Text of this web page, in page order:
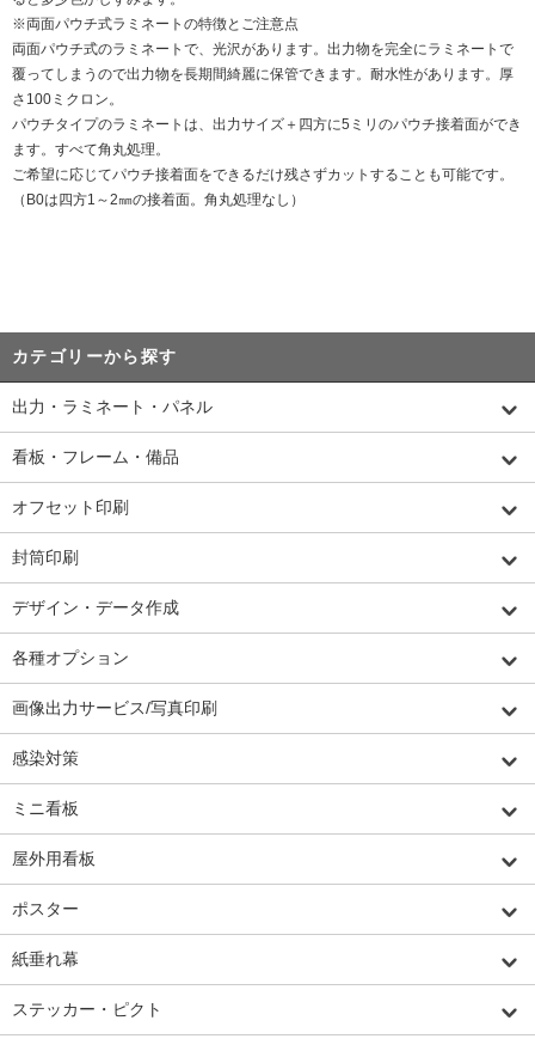
※両面パウチ式ラミネートの特徴とご注意点
両面パウチ式のラミネートで、光沢があります。出力物を完全にラミネートで
覆ってしまうので出力物を長期間綺麗に保管できます。耐水性があります。厚
さ100ミクロン。
パウチタイプのラミネートは、出力サイズ＋四方に5ミリのパウチ接着面ができ
ます。すべて角丸処理。
ご希望に応じてパウチ接着面をできるだけ残さずカットすることも可能です。
（B0は四方1～2㎜の接着面。角丸処理なし）
カテゴリーから探す
出力・ラミネート・パネル
看板・フレーム・備品
オフセット印刷
封筒印刷
デザイン・データ作成
各種オプション
画像出力サービス/写真印刷
感染対策
ミニ看板
屋外用看板
ポスター
紙垂れ幕
ステッカー・ピクト